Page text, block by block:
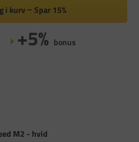
i kurv Spar 15%
+5% bonus
M2 - hvid